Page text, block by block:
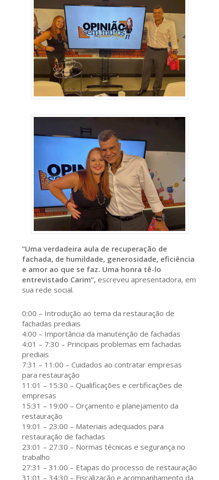
“Uma verdadeira aula de recuperação de
fachada, de humildade, generosidade, eficiência
e amor ao que se faz. Uma honra tê-lo
entrevistado Carim”, escreveu apresentadora, em
sua rede social.
0:00 – Introdução ao tema da restauração de
fachadas prediais
4:00 – Importância da manutenção de fachadas
4:01 – 7:30 – Principais problemas em fachadas
prediais
7:31 – 11:00 – Cuidados ao contratar empresas
para restauração
11:01 – 15:30 – Qualificações e certificações de
empresas
15:31 – 19:00 – Orçamento e planejamento da
restauração
19:01 – 23:00 – Materiais adequados para
restauração de fachadas
23:01 – 27:30 – Normas técnicas e segurança no
trabalho
27:31 – 31:00 – Etapas do processo de restauração
31:01 – 34:30 – Fiscalização e acompanhamento da